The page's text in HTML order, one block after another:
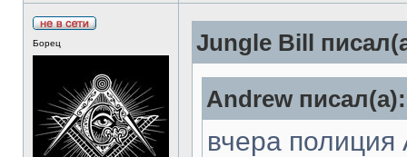
Борец Jungle Bill
Аndrew писал(а):
вчера полиция